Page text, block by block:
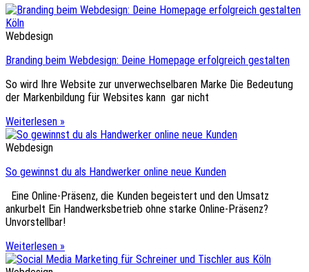
Webdesign
Branding beim Webdesign: Deine Homepage erfolgreich gestalten
So wird Ihre Website zur unverwechselbaren Marke Die Bedeutung
der Markenbildung für Websites kann gar nicht
Weiterlesen »
Webdesign
So gewinnst du als Handwerker online neue Kunden
Eine Online-Präsenz, die Kunden begeistert und den Umsatz
ankurbelt Ein Handwerksbetrieb ohne starke Online-Präsenz?
Unvorstellbar!
Weiterlesen »